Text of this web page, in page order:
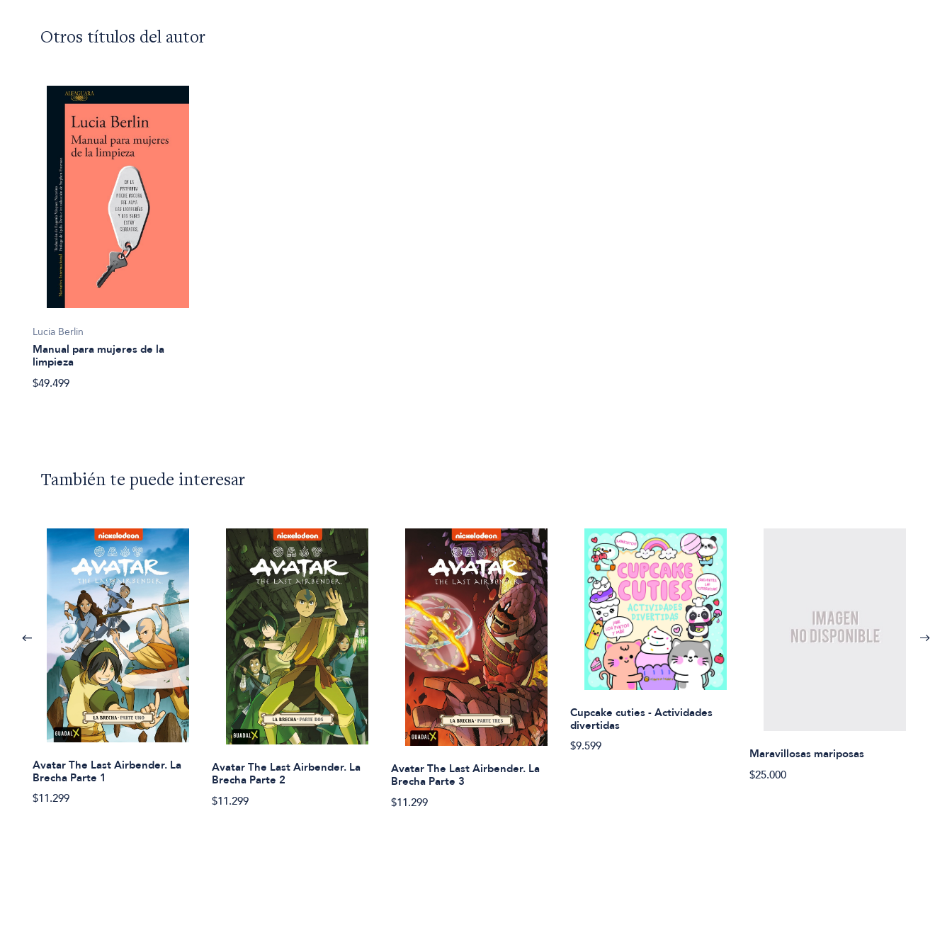
Otros títulos del autor
Lucia Berlin
Manual para mujeres de la
limpieza
$49.499
También te puede interesar
Avatar The Last Airbender. La
Brecha Parte 1
$11.299
Avatar The Last Airbender. La
Brecha Parte 2
$11.299
Avatar The Last Airbender. La
Brecha Parte 3
$11.299
Cupcake cuties - Actividades
divertidas
$9.599
Maravillosas mariposas
$25.000